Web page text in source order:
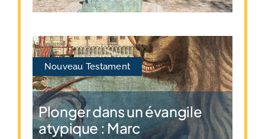
Nouveau Testament
Plonger dans un évangile
atypique : Marc